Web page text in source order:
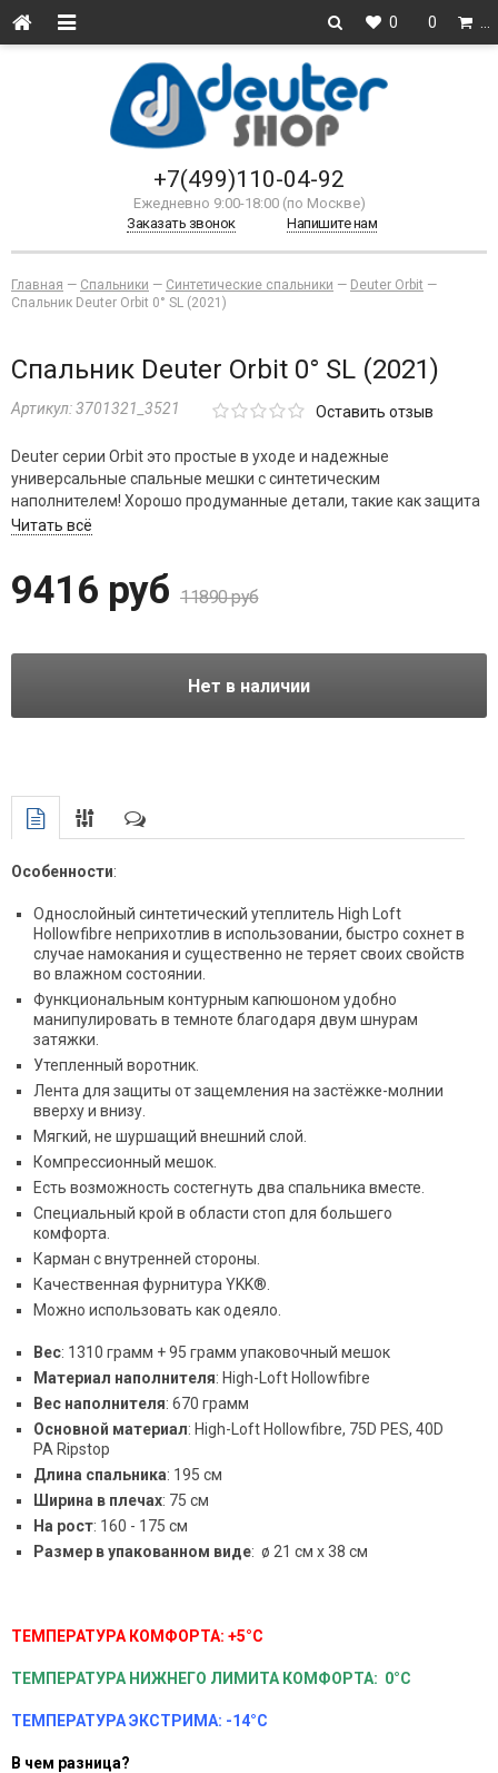
0 0
+7(499)110-04-92
Ежедневно 9:00-18:00 (по Москве)
Заказать звонок
Напишите нам
Главная — Спальники — Синтетические спальники — Deuter Orbit —
Спальник Deuter Orbit 0° SL (2021)
Спальник Deuter Orbit 0° SL (2021)
Артикул:3701321_3521 Оставить отзыв
Deuter серии Orbit это простые в уходе и надежные
универсальные спальные мешки с синтетическим
наполнителем! Хорошо продуманные детали, такие как защита
от закусывания молнии, внутренняя сумка для ценных вещей и
Читать всё
9416 руб 11890 руб
Нет в наличии
Особенности:
Однослойный синтетический утеплитель High Loft
Hollowfibre неприхотлив в использовании, быстро сохнет в
случае намокания и существенно не теряет своих свойств
во влажном состоянии.
Функциональным контурным капюшоном удобно
манипулировать в темноте благодаря двум шнурам
затяжки.
Утепленный воротник.
Лента для защиты от защемления на застёжке-молнии
вверху и внизу.
Мягкий, не шуршащий внешний слой.
Компрессионный мешок.
Есть возможность состегнуть два спальника вместе.
Специальный крой в области стоп для большего
комфорта.
Карман с внутренней стороны.
Качественная фурнитура YKK®.
Можно использовать как одеяло.
Вес: 1310 грамм + 95 грамм упаковочный мешок
Материал наполнителя: High-Loft Hollowfibre
Вес наполнителя: 670 грамм
Основной материал: High-Loft Hollowfibre, 75D PES, 40D
PA Ripstop
Длина спальника: 195 см
Ширина в плечах: 75 см
На рост: 160 - 175 см
Размер в упакованном виде: ø 21 см x 38 см
ТЕМПЕРАТУРА КОМФОРТА: +5°C
ТЕМПЕРАТУРА НИЖНЕГО ЛИМИТА КОМФОРТА: 0°C
ТЕМПЕРАТУРА ЭКСТРИМА: -14°C
В чем разница?